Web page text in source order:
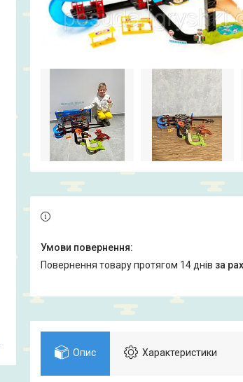
повернення товару протягом 14 днів за
Опис Характеристики